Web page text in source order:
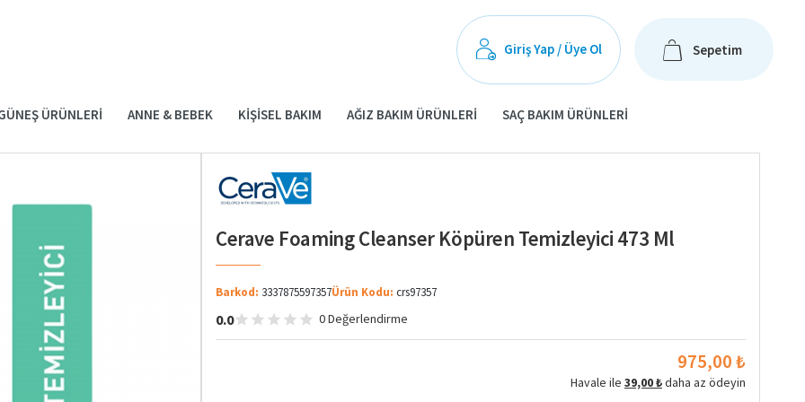
Giriş Yap / Üye Ol Sepetim
ÜRÜNLERI ANNE & BEBEK KIŞISEL BAKIM AĞIZ BAKIM ÜRÜNLERI SAÇ BAKIM ÜRÜNLERI
Cerave Foaming Cleanser Köpüren Temizleyici 473 Ml
Barkod: 3337875597357Ürün Kodu: crs97357
0.0 0 Değerlendirme
975,00 ₺
Havale ile 39,00 ₺ daha az ödeyin